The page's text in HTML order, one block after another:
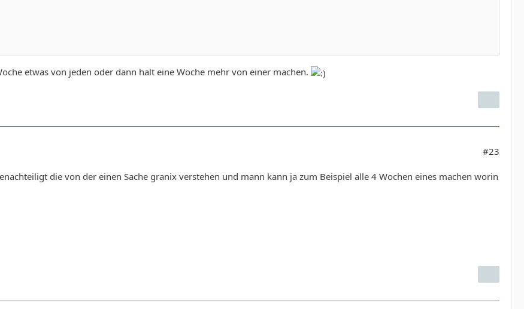
etwas von jeden oder dann halt eine Woche mehr von einer machen.
#23
die von der einen Sache granix verstehen und mann kann ja zum Beispiel alle 4 Wochen eines machen worin